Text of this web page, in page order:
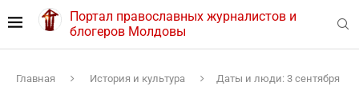
Портал православных журналистов и
блогеров Молдовы
Главная История и культура Даты и люди: 3 сентября